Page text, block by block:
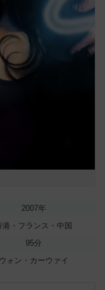
2007年
港・フランス・中国
95分
ウォン・カーウァイ